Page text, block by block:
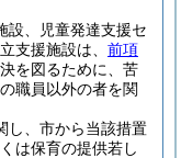
設、児童発達支援セ
支援施設は、 前項
を図るために、苦
職員以外の者を関
し、市から当該措置
は保育の提供若し